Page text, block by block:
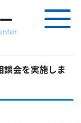
談会を実施しま